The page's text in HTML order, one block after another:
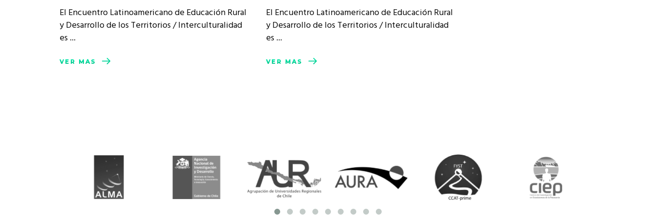
Cumplimiento Legal
Representantes Técnicos
Cómo integrarse a REUNA
El Encuentro Latinoamericano de Educación Rural
y Desarrollo de los Territorios / Interculturalidad
es
VER MÁS
El Encuentro Latinoamericano de Educación Rural
y Desarrollo de los Territorios / Interculturalidad
es
VER MÁS